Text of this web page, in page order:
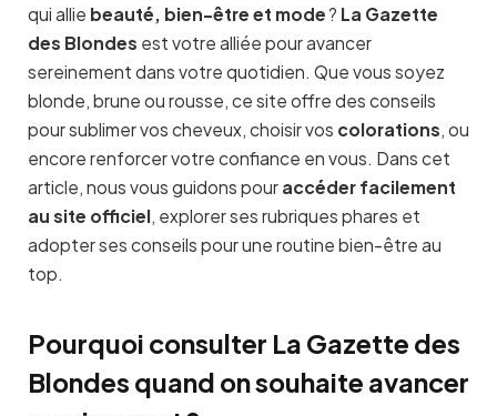
qui allie beauté, bien-être et mode? La Gazette
des Blondes est votre alliée pour avancer
sereinement dans votre quotidien. Que vous soyez
blonde, brune ou rousse, ce site offre des conseils
pour sublimer vos cheveux, choisir vos colorations, ou
encore renforcer votre confiance en vous. Dans cet
article, nous vous guidons pour accéder facilement
au site officiel, explorer ses rubriques phares et
adopter ses conseils pour une routine bien-être au
top.
Pourquoi consulter La Gazette des
Blondes quand on souhaite avancer